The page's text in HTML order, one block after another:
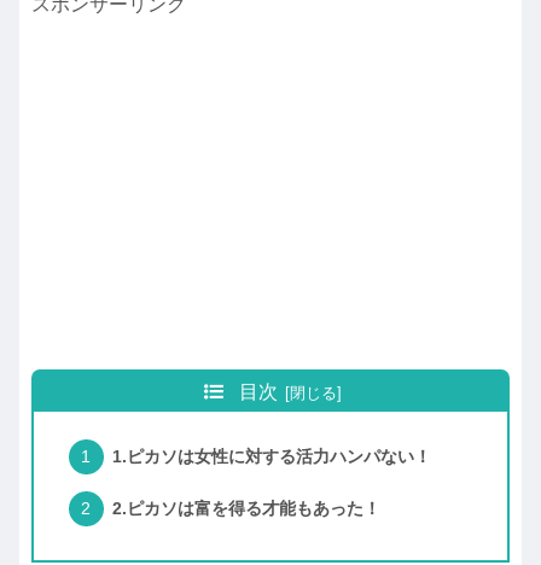
スポンサーリンク
目次
1.ピカソは女性に対する活力ハンパない！
2.ピカソは富を得る才能もあった！